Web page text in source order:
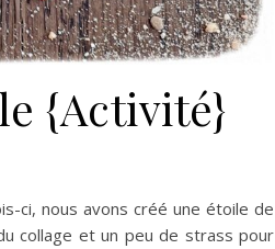
{Activité}
ci, nous avons créé une étoile de
collage et un peu de strass pour